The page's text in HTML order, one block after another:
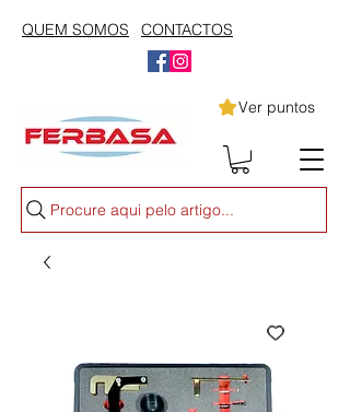
QUEM SOMOS CONTACTOS
Ver puntos
Procure aqui pelo artigo...